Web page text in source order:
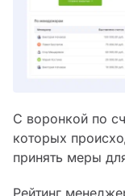
С воронкой по
которых
принять меры
Рейтинг